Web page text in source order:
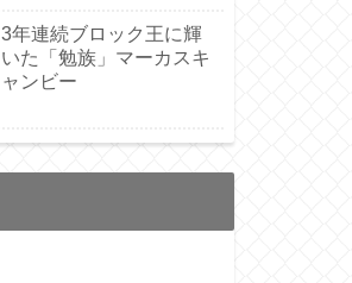
3年連続ブロック王に輝
いた「勉族」マーカスキ
ャンビー